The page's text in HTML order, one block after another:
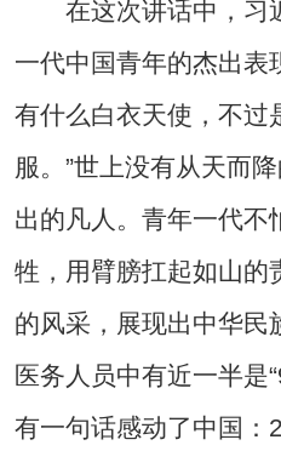
在这次讲话中，习
一代中国青年的杰出表
有什么白衣天使，不过
服。”世上没有从天而
出的凡人。青年一代不
牲，用臂膀扛起如山的
的风采，展现出中华民
医务人员中有近一半是
有一句话感动了中国：